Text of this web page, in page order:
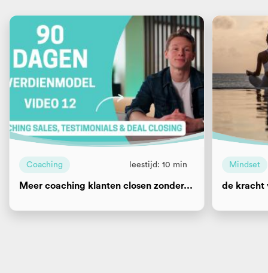
Coaching leestijd: 10 min
Meer coaching klanten closen zonder...
Mindset
de kracht